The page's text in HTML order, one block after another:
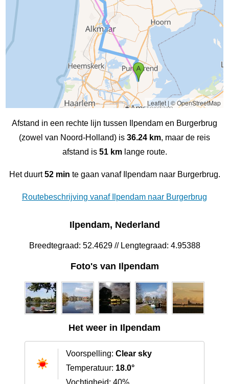
Leaflet| © OpenStreetMap
Afstand in een rechte lijn tussen Ilpendam en Burgerbrug
(zowel van Noord-Holland) is 36.24 km, maar de reis
afstand is 51 kmlange route.
Het duurt52 min te gaan vanaf Ilpendam naar Burgerbrug.
Routebeschrijving vanaf Ilpendam naar Burgerbrug
Ilpendam, Nederland
Breedtegraad: 52.4629 // Lengtegraad: 4.95388
Foto's van Ilpendam
Het weer in Ilpendam
Voorspelling: Clear sky
Temperatuur: 18.0°